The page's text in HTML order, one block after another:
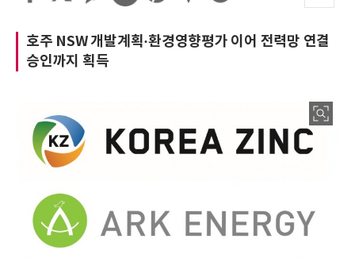
호주 NSW 개발계획·환경영향평가 이어 전력망 연결
승인까지 획득